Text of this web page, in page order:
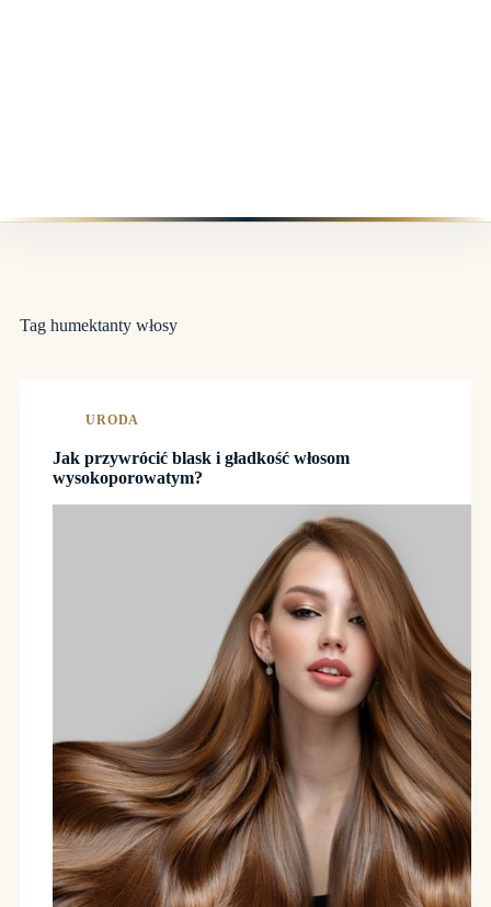
Tag humektanty włosy
URODA
Jak przywrócić blask i gładkość włosom
wysokoporowatym?